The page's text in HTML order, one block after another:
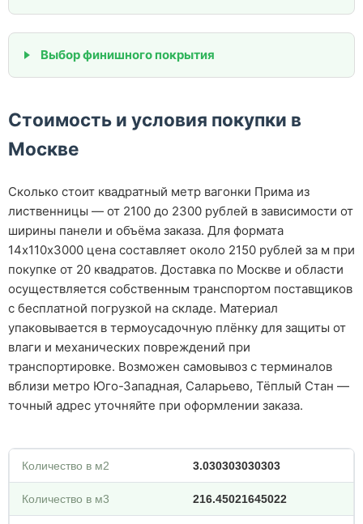
Выбор финишного покрытия
Стоимость и условия покупки в
Москве
Сколько стоит квадратный метр вагонки Прима из
лиственницы — от 2100 до 2300 рублей в зависимости от
ширины панели и объёма заказа. Для формата
14х110х3000 цена составляет около 2150 рублей за м при
покупке от 20 квадратов. Доставка по Москве и области
осуществляется собственным транспортом поставщиков
с бесплатной погрузкой на складе. Материал
упаковывается в термоусадочную плёнку для защиты от
влаги и механических повреждений при
транспортировке. Возможен самовывоз с терминалов
вблизи метро Юго-Западная, Саларьево, Тёплый Стан —
точный адрес уточняйте при оформлении заказа.
Количество в м2 3.030303030303
Количество в м3 216.45021645022